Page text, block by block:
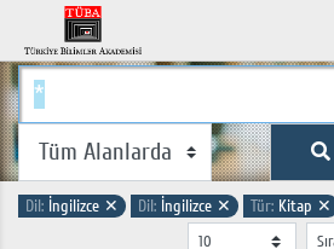
Dil: İngilizce ✕ Dil: İngilizce ✕ Tür: Kitap ✕